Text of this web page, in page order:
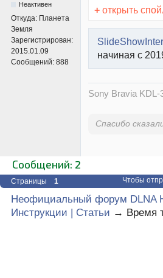
Неактивен
Откуда: Планета
Земля
Зарегистрирован:
2015.01.09
Сообщений: 888
+ открыть
начиная с
Sony Bravia KDL-
Спасибо
Сообщений: 2
Страницы 1 Чтобы
Неофициальный форум DLNA
Инструкции | Статьи → Время